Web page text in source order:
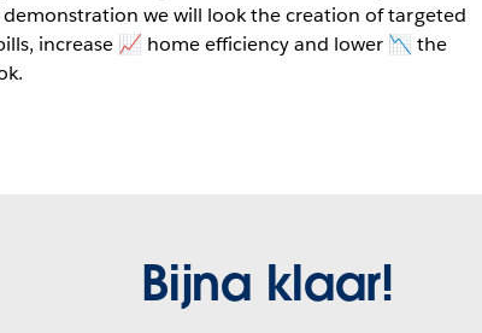
we will look the creation of targeted
increase 📈 home efficiency and lower 📉 the
Bijna klaar!